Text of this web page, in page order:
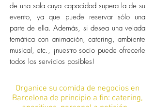
de una sala cuya capacidad supera la de su
evento, ya que puede reservar sólo una
parte de ella. Además, si desea una velada
temática con animación, catering, ambiente
musical, etc., ¡nuestro socio puede ofrecerle
todos los servicios posibles!
Organice su comida de negocios en
Barcelona de principio a fin: catering,